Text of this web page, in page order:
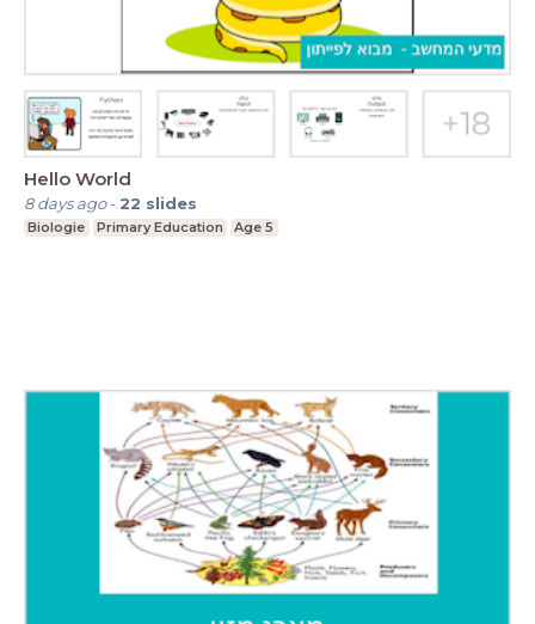
Hello World
8 days ago- 22 slides
Biologie Primary Education Age 5